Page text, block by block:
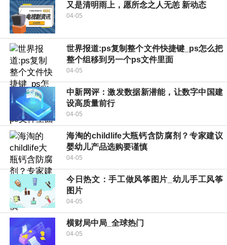
又是清明雨上，愿所念之人无恙 新动态
04-05
世界报道:ps复制整个文件快捷键_ps怎么把
整个组移到另一个ps文件里面
04-05
中新网评：激发数据新潜能，让数字中国建
设高质量前行
04-05
海淘的childlife大瓶钙含防腐剂？专家建议
婴幼儿产品选购要谨慎
04-05
今日热文：手工做风筝图片_幼儿手工风筝
图片
04-05
横财局中局_全球热门
04-05